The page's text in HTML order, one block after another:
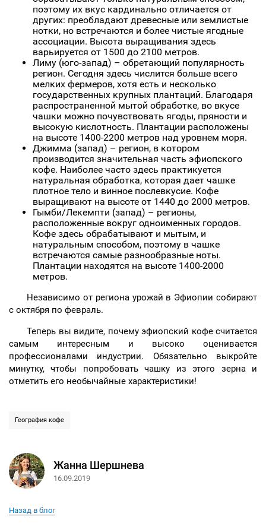
поэтому их вкус кардинально отличается от
других: преобладают древесные или землистые
нотки, но встречаются и более чистые ягодные
ассоциации. Высота выращивания здесь
варьируется от 1500 до 2100 метров.
Лиму (юго-запад) – обретающий популярность
регион. Сегодня здесь числится больше всего
мелких фермеров, хотя есть и несколько
государственных крупных плантаций. Благодаря
распространенной мытой обработке, во вкусе
чашки можно почувствовать ягоды, пряности и
высокую кислотность. Плантации расположены
на высоте 1400-2200 метров над уровнем моря.
Джимма (запад) – регион, в котором
производится значительная часть эфиопского
кофе. Наиболее часто здесь практикуется
натуральная обработка, которая дает чашке
плотное тело и винное послевкусие. Кофе
выращивают на высоте от 1440 до 2000 метров.
Гымби/Лекемпти (запад) – регионы,
расположенные вокруг одноименных городов.
Кофе здесь обрабатывают и мытым, и
натуральным способом, поэтому в чашке
встречаются самые разнообразные ноты.
Плантации находятся на высоте 1400-2000
метров.
Независимо от региона урожай в Эфиопии собирают
с октября по февраль.
Теперь вы видите, почему эфиопский кофе считается
самым интересным и высоко оценивается
профессионалами индустрии. Обязательно выкройте
минутку, чтобы попробовать чашку из этого зерна и
отметить его необычайные характеристики!
География кофе
Жанна Шершнева
16.09.2019
Назад в блог